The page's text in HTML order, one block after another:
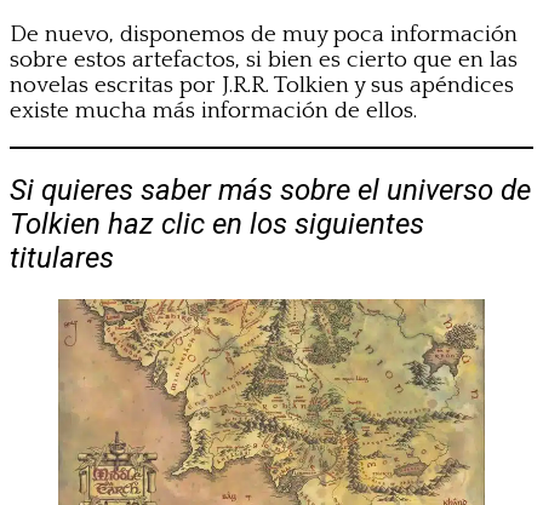
De nuevo, disponemos de muy poca información
sobre estos artefactos, si bien es cierto que en las
novelas escritas por J.R.R. Tolkien y sus apéndices
existe mucha más información de ellos.
Si quieres saber más sobre el universo de
Tolkien haz clic en los siguientes
titulares